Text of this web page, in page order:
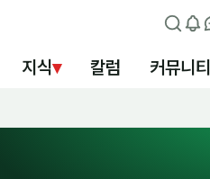
지식▾ 칼럼 커뮤니티